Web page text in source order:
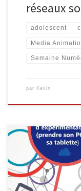
réseaux
adolescent
Media
Semaine
par Kevin
Une Crypto-party est
bibliothèque de
données